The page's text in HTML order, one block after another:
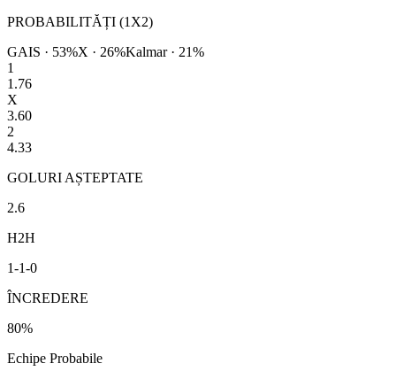
PROBABILITĂȚI (1X2)
GAIS · 53%X · 26%Kalmar· 21%
1
1.76
X
3.60
2
4.33
GOLURI AȘTEPTATE
2.6
H2H
1-1-0
ÎNCREDERE
80%
Echipe Probabile